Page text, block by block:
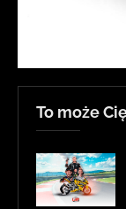
To może